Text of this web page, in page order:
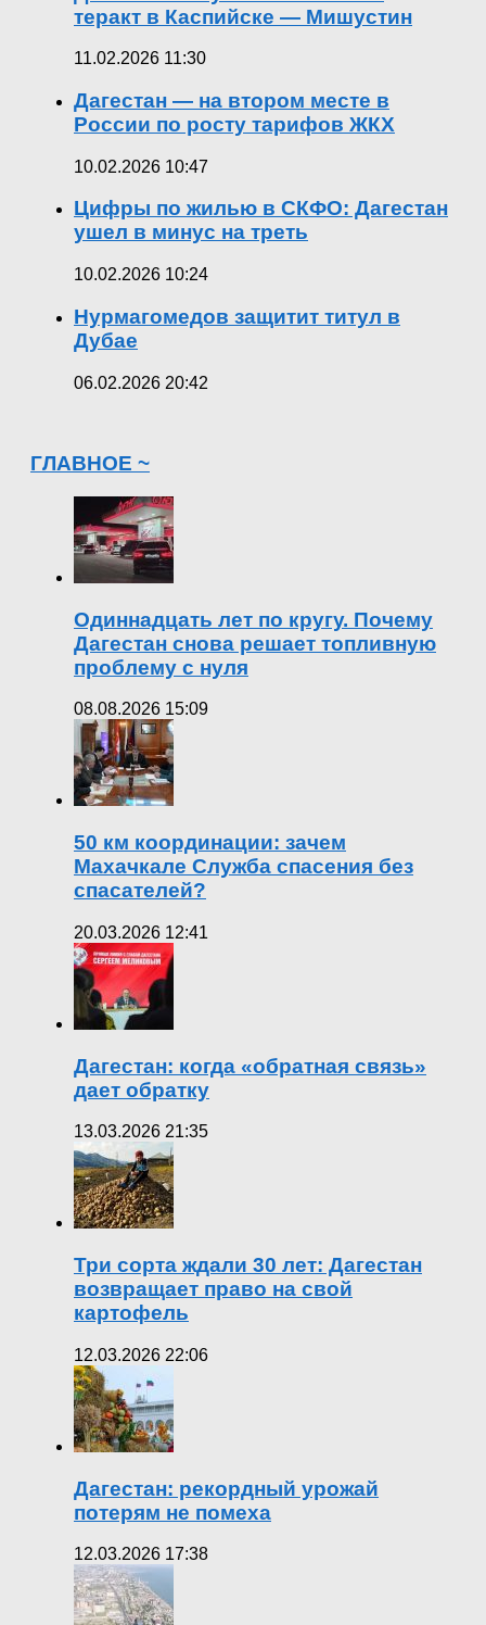
теракт в Каспийске — Мишустин
11.02.2026 11:30
Дагестан — на втором месте в
России по росту тарифов ЖКХ
10.02.2026 10:47
Цифры по жилью в СКФО: Дагестан
ушел в минус на треть
10.02.2026 10:24
Нурмагомедов защитит титул в
Дубае
06.02.2026 20:42
ГЛАВНОЕ ~
Одиннадцать лет по кругу. Почему
Дагестан снова решает топливную
проблему с нуля
08.08.2026 15:09
50 км координации: зачем
Махачкале Служба спасения без
спасателей?
20.03.2026 12:41
Дагестан: когда «обратная связь»
дает обратку
13.03.2026 21:35
Три сорта ждали 30 лет: Дагестан
возвращает право на свой
картофель
12.03.2026 22:06
Дагестан: рекордный урожай
потерям не помеха
12.03.2026 17:38